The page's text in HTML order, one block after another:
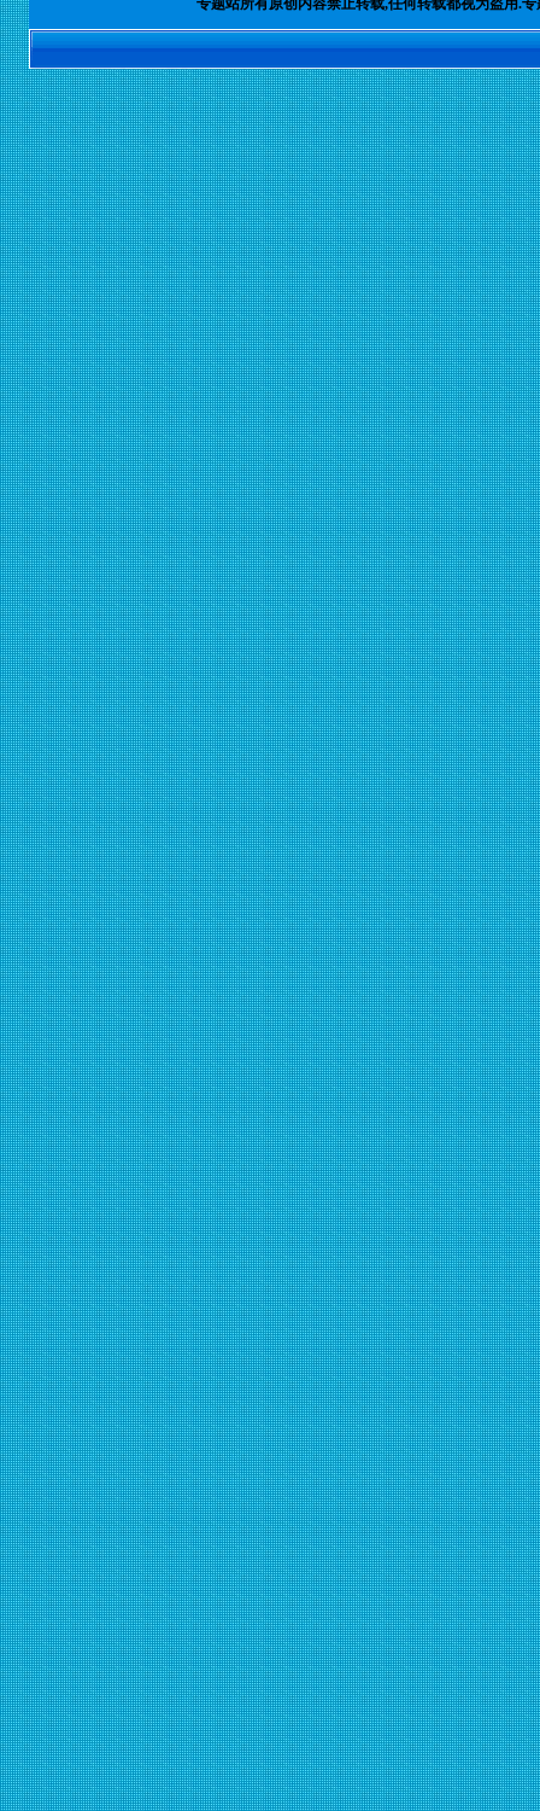
专题站所有原创内容禁止转载,任何转载都视为盗用.